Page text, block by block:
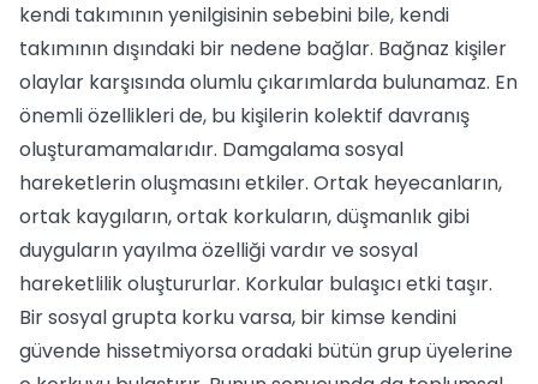
kendi takımının yenilgisinin sebebini bile, kendi
takımının dışındaki bir nedene bağlar. Bağnaz kişiler
olaylar karşısında olumlu çıkarımlarda bulunamaz. En
önemli özellikleri de, bu kişilerin kolektif davranış
oluşturamamalarıdır. Damgalama sosyal
hareketlerin oluşmasını etkiler. Ortak heyecanların,
ortak kaygıların, ortak korkuların, düşmanlık gibi
duyguların yayılma özelliği vardır ve sosyal
hareketlilik oluştururlar. Korkular bulaşıcı etki taşır.
Bir sosyal grupta korku varsa, bir kimse kendini
güvende hissetmiyorsa oradaki bütün grup üyelerine